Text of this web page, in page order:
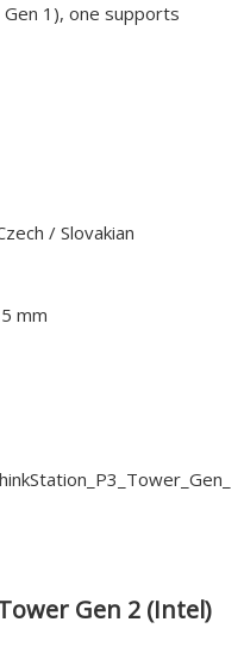
Gen 1), one supports
/ Slovakian
mm
Gen 2 (Intel)